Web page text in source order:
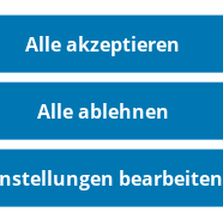
Alle akzeptieren
Alle ablehnen
bearbeiten